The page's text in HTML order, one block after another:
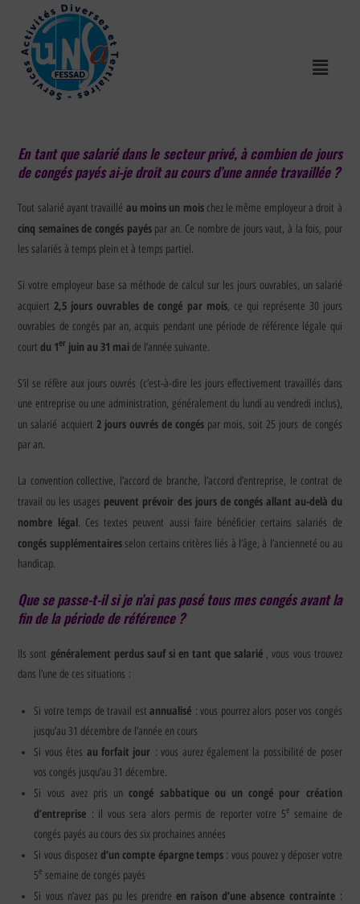
En tant que salarié dans le secteur privé, à combien de jours
de congés payés ai-je droit au cours d’une année travaillée ?
Tout salarié ayant travaillé au moins un moischez le même employeur a droit à
cinq semaines de congés payéspar an. Ce nombre de jours vaut, à la fois, pour
les salariés à temps plein et à temps partiel.
Si votre employeur base sa méthode de calcul sur les jours ouvrables, un salarié
acquiert2,5 jours ouvrables de congé par mois, ce qui représente 30 jours
ouvrables de congés par an, acquis pendant une période de référence légale qui
courtdu 1er juin au 31 mai de l’année suivante.
S’il se réfère aux jours ouvrés (c’est-à-dire les jours effectivement travaillés dans
une entreprise ou une administration, généralement du lundi au vendredi inclus),
un salarié acquiert 2 jours ouvrés de congés par mois, soit 25 jours de congés
par an.
La convention collective, l’accord de branche, l’accord d’entreprise, le contrat de
travail ou les usages peuvent prévoir des jours de congés allant au-delà du
nombre légal. Ces textes peuvent aussi faire bénéficier certains salariés de
congés supplémentairesselon certains critères liés à l’âge, à l’ancienneté ou au
handicap.
Que se passe-t-il si je n’ai pas posé tous mes congés avant la
fin de la période de référence ?
Ils sont généralement perdus sauf si en tant que salarié , vous vous trouvez
dans l’une de ces situations :
Si votre temps de travail estannualisé : vous pourrez alors poser vos congés
jusqu’au 31 décembre de l’année en cours
Si vous êtes au forfait jour : vous aurez également la possibilité de poser
vos congés jusqu’au 31 décembre.
Si vous avez pris uncongé sabbatique ou un congé pour création
d’entreprise : il vous sera alors permis de reporter votre 5e semaine de
congés payés au cours des six prochaines années
Si vous disposez d’un compte épargne temps : vous pouvez y déposer votre
5e semaine de congés payés
Si vous n’avez pas pu les prendreen raison d’une absence contrainte: